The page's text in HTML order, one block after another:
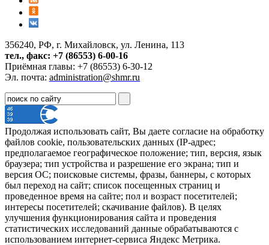
356240, РФ, г. Михайловск, ул. Ленина, 113
тел., факс: +7 (86553) 6-00-16
Приёмная главы: +7 (86553) 6-30-12
Эл. почта: administration@shmr.ru
Продолжая использовать сайт, Вы даете согласие на обработку
файлов cookie, пользовательских данных (IP-адрес;
предполагаемое географическое положение; тип, версия, язык
браузера; тип устройства и разрешение его экрана; тип и
версия ОС; поисковые системы, фразы, баннеры, с которых
был переход на сайт; список посещенных страниц и
проведенное время на сайте; пол и возраст посетителей;
интересы посетителей; скачивание файлов). В целях
улучшения функционирования сайта и проведения
статистических исследований данные обрабатываются с
использованием интернет-сервиса Яндекс Метрика.